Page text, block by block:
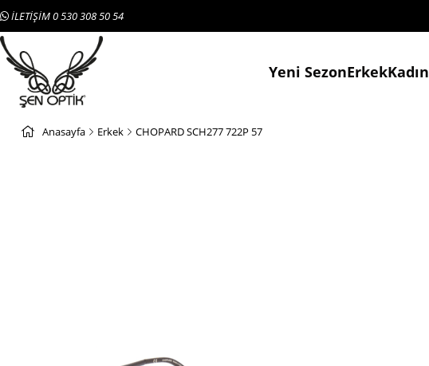
İLETİŞİM 0 530 308 50 54
Yeni SezonErkekKadın
Anasayfa Erkek CHOPARD SCH277 722P 57